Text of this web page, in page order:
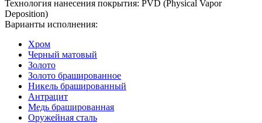
Технология нанесения покрытия: PVD (Physical Vapor
Deposition)
Варианты исполнения:
Хром
Черный матовый
Золото
Золото брашированное
Никель брашированный
Антрацит
Медь брашированная
Оружейная сталь